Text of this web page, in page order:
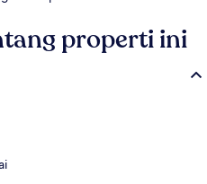
properti ini